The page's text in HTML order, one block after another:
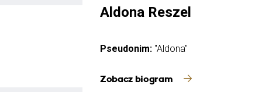
Aldona Reszel
Pseudonim: "Aldona"
Zobacz biogram